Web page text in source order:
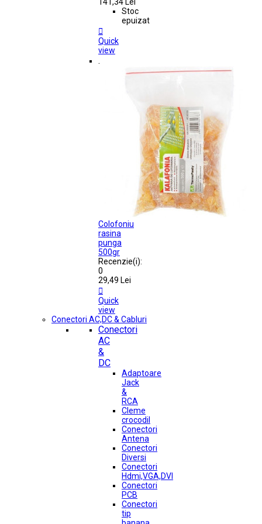
Stoc
epuizat

Quick
view
.
Colofoniu
rasina
punga
500gr
Recenzie(i):
0
29,49 Lei

Quick
view
Conectori AC,DC & Cabluri
Conectori
AC
&
DC
Adaptoare
Jack
&
RCA
Cleme
crocodil
Conectori
Antena
Conectori
Diversi
Conectori
Hdmi,VGA,DVI
Conectori
PCB
Conectori
tip